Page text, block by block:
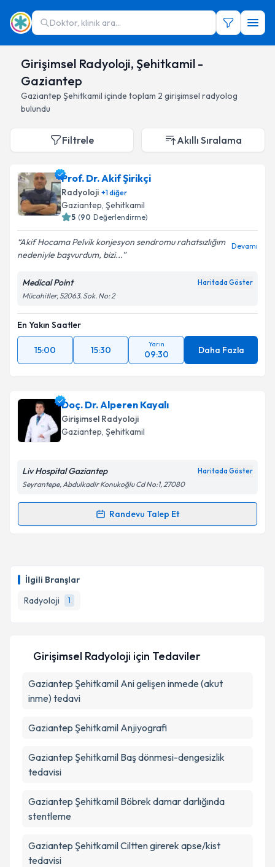
Doktor, klinik ara...
Girişimsel Radyoloji, Şehitkamil -
Gaziantep
Gaziantep Şehitkamil içinde toplam 2 girişimsel radyolog
bulundu
İlgili Branşlar
Radyoloji
1
Filtrele Akıllı Sıralama
Prof. Dr. Akif Şirikçi
Radyoloji +1diğer
Gaziantep, Şehitkamil
5 (90 Değerlendirme)
Akif Hocama Pelvik konjesyon sendromu rahatsızlığım
nedeniyle başvurdum, bizi...
Devamı
Medical Point Haritada Göster
Mücahitler, 52063. Sok. No: 2
En Yakın Saatler
15:00 15:30
Yarın
09:30 Daha Fazla
Doç. Dr. Alperen Kayalı
Girişimsel Radyoloji
Gaziantep, Şehitkamil
Liv Hospital Gaziantep Haritada Göster
Seyrantepe, Abdulkadir Konukoğlu Cd No:1, 27080
Randevu Talep Et
Randevu Takvimi Talebi
takvim hazırlandığında e-posta ile bilgilendireceğiz.
E-posta Adresiniz
Metni'ni okudum ve kişisel verilerimin belirtilen
kapsamda işlenmesini kabul ediyorum.
Takvim Talebini Gönder
Girişimsel Radyoloji için Tedaviler
Gaziantep Şehitkamil Ani gelişen inmede (akut
inme) tedavi
Gaziantep Şehitkamil Anjiyografi
Gaziantep Şehitkamil Baş dönmesi-dengesizlik
tedavisi
Gaziantep Şehitkamil Böbrek damar darlığında
stentleme
Gaziantep Şehitkamil Ciltten girerek apse/kist
tedavisi